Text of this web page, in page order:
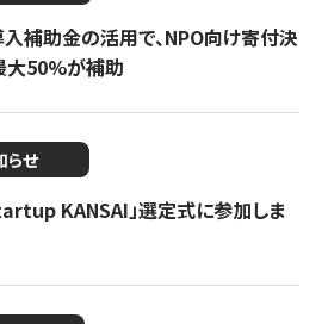
入補助金の活用で、NPO向け寄付決
大50%が補助
らせ
KANSAI」選定式に参加しま